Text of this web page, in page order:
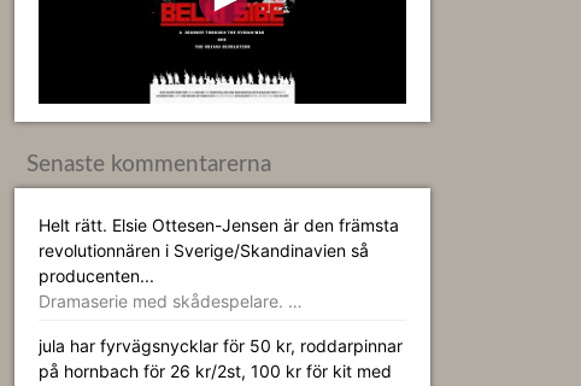
Senaste kommentarerna
Helt rätt. Elsie Ottesen-Jensen är den främsta
revolutionnären i Sverige/Skandinavien så
producenten...
Dramaserie med skådespelare. …
jula har fyrvägsnycklar för 50 kr, roddarpinnar
på hornbach för 26 kr/2st, 100 kr för kit med